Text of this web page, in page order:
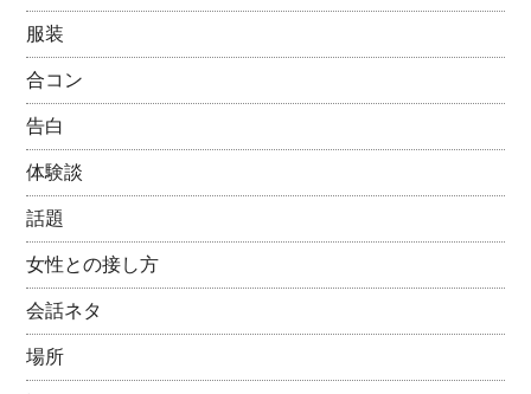
服装
合コン
告白
体験談
話題
女性との接し方
会話ネタ
場所